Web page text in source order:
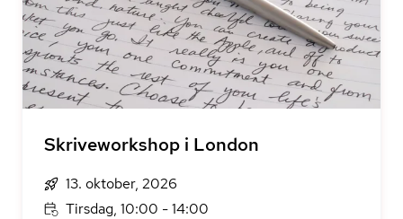
Skriveworkshop i London
13. oktober, 2026
Tirsdag, 10:00 - 14:00